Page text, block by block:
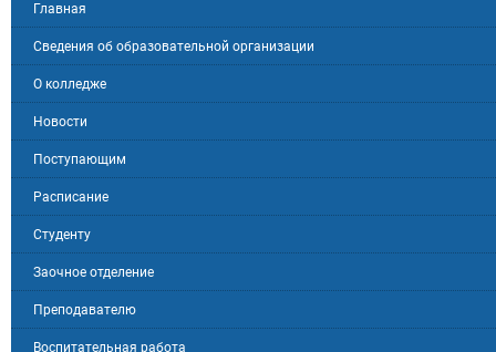
Главная
Сведения об образовательной организации
О колледже
Новости
Поступающим
Расписание
Студенту
Заочное отделение
Преподавателю
Воспитательная работа